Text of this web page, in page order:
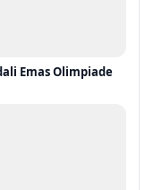
Emas Olimpiade